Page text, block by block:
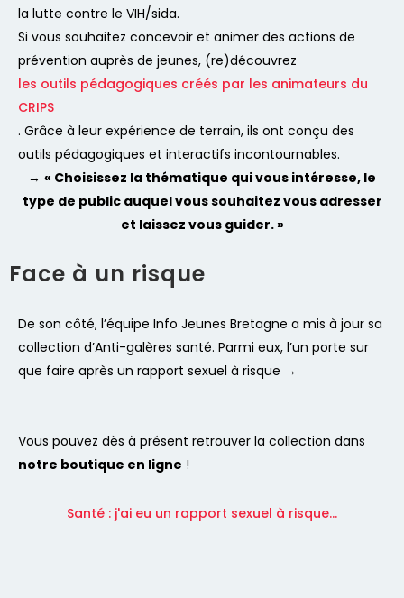
la lutte contre le VIH/sida.
Si vous souhaitez concevoir et animer des actions de
prévention auprès de jeunes, (re)découvrez
les outils pédagogiques créés par les animateurs du
CRIPS
. Grâce à leur expérience de terrain, ils ont conçu des
outils pédagogiques et interactifs incontournables.
→ « Choisissez la thématique qui vous intéresse, le
type de public auquel vous souhaitez vous adresser
et laissez vous guider. »
Face à un risque
De son côté, l’équipe Info Jeunes Bretagne a mis à jour sa
collection d’Anti-galères santé. Parmi eux, l’un porte sur
que faire après un rapport sexuel à risque →
Vous pouvez dès à présent retrouver la collection dans
notre boutique en ligne !
Santé : j'ai eu un rapport sexuel à risque...